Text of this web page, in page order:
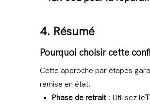
4. Résumé
Pourquoi choisir cette
Cette approche par étapes
remise en état.
Phase de retrait : Utilisez le